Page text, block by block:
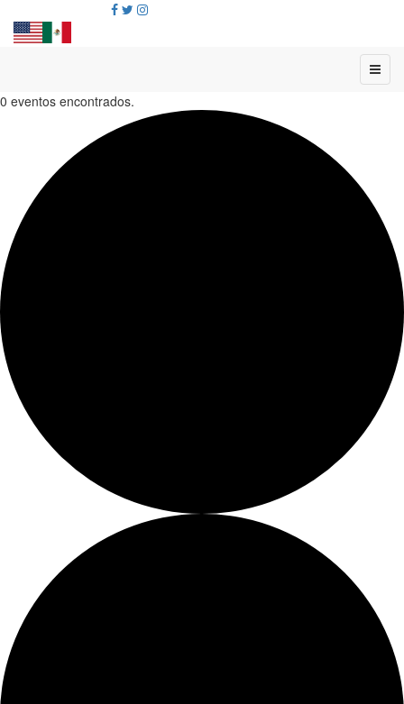
0 eventos encontrados.